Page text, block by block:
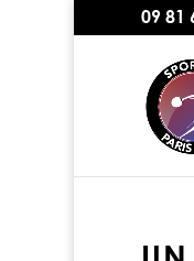
09 81